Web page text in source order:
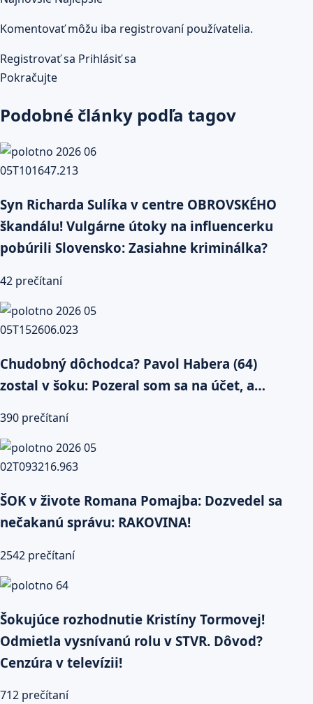
Komentovať môžu iba registrovaní používatelia.
Registrovať sa Prihlásiť sa
Pokračujte
Podobné články podľa tagov
Syn Richarda Sulíka v centre OBROVSKÉHO
škandálu! Vulgárne útoky na influencerku
pobúrili Slovensko: Zasiahne kriminálka?
42 prečítaní
Chudobný dôchodca? Pavol Habera (64)
zostal v šoku: Pozeral som sa na účet, a…
390 prečítaní
ŠOK v živote Romana Pomajba: Dozvedel sa
nečakanú správu: RAKOVINA!
2542 prečítaní
Šokujúce rozhodnutie Kristíny Tormovej!
Odmietla vysnívanú rolu v STVR. Dôvod?
Cenzúra v televízii!
712 prečítaní